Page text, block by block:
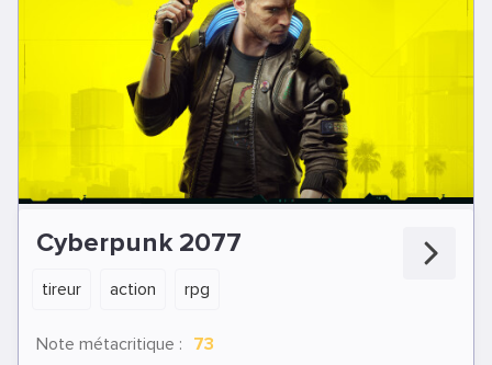
Cyberpunk 2077
tireur action rpg
Note métacritique : 73